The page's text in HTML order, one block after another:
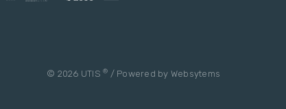
© 2026 UTIS ® / Powered by Websytems